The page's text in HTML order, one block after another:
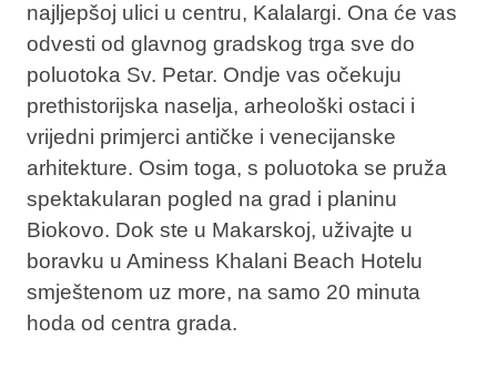
najljepšoj ulici u centru, Kalalargi. Ona će vas
odvesti od glavnog gradskog trga sve do
poluotoka Sv. Petar. Ondje vas očekuju
prethistorijska naselja, arheološki ostaci i
vrijedni primjerci antičke i venecijanske
arhitekture. Osim toga, s poluotoka se pruža
spektakularan pogled na grad i planinu
Biokovo. Dok ste u Makarskoj, uživajte u
boravku u Aminess Khalani Beach Hotelu
smještenom uz more, na samo 20 minuta
hoda od centra grada.